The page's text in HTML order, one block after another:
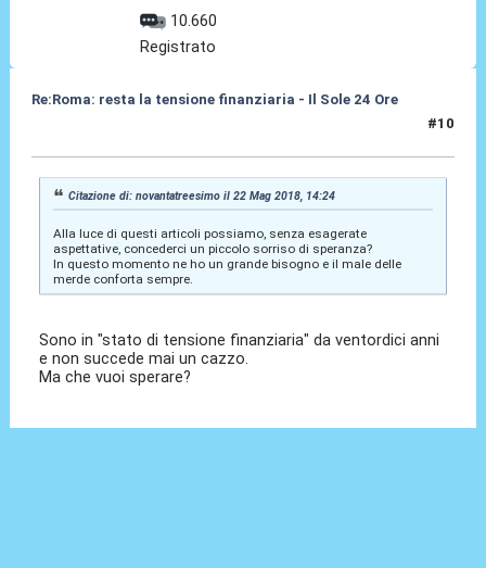
10.660
Registrato
Re:Roma: resta la tensione finanziaria - Il Sole 24 Ore
#10
Citazione di: novantatreesimo il 22 Mag 2018, 14:24
Alla luce di questi articoli possiamo, senza esagerate
aspettative, concederci un piccolo sorriso di speranza?
In questo momento ne ho un grande bisogno e il male delle
merde conforta sempre.
Sono in "stato di tensione finanziaria" da ventordici anni
e non succede mai un cazzo.
Ma che vuoi sperare?